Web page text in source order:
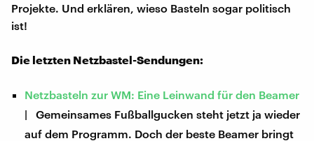
Projekte. Und erklären, wieso Basteln sogar politisch
ist!
Die letzten Netzbastel-Sendungen:
Netzbasteln zur WM: Eine Leinwand für den Beamer
| Gemeinsames Fußballgucken steht jetzt ja wieder
auf dem Programm. Doch der beste Beamer bringt